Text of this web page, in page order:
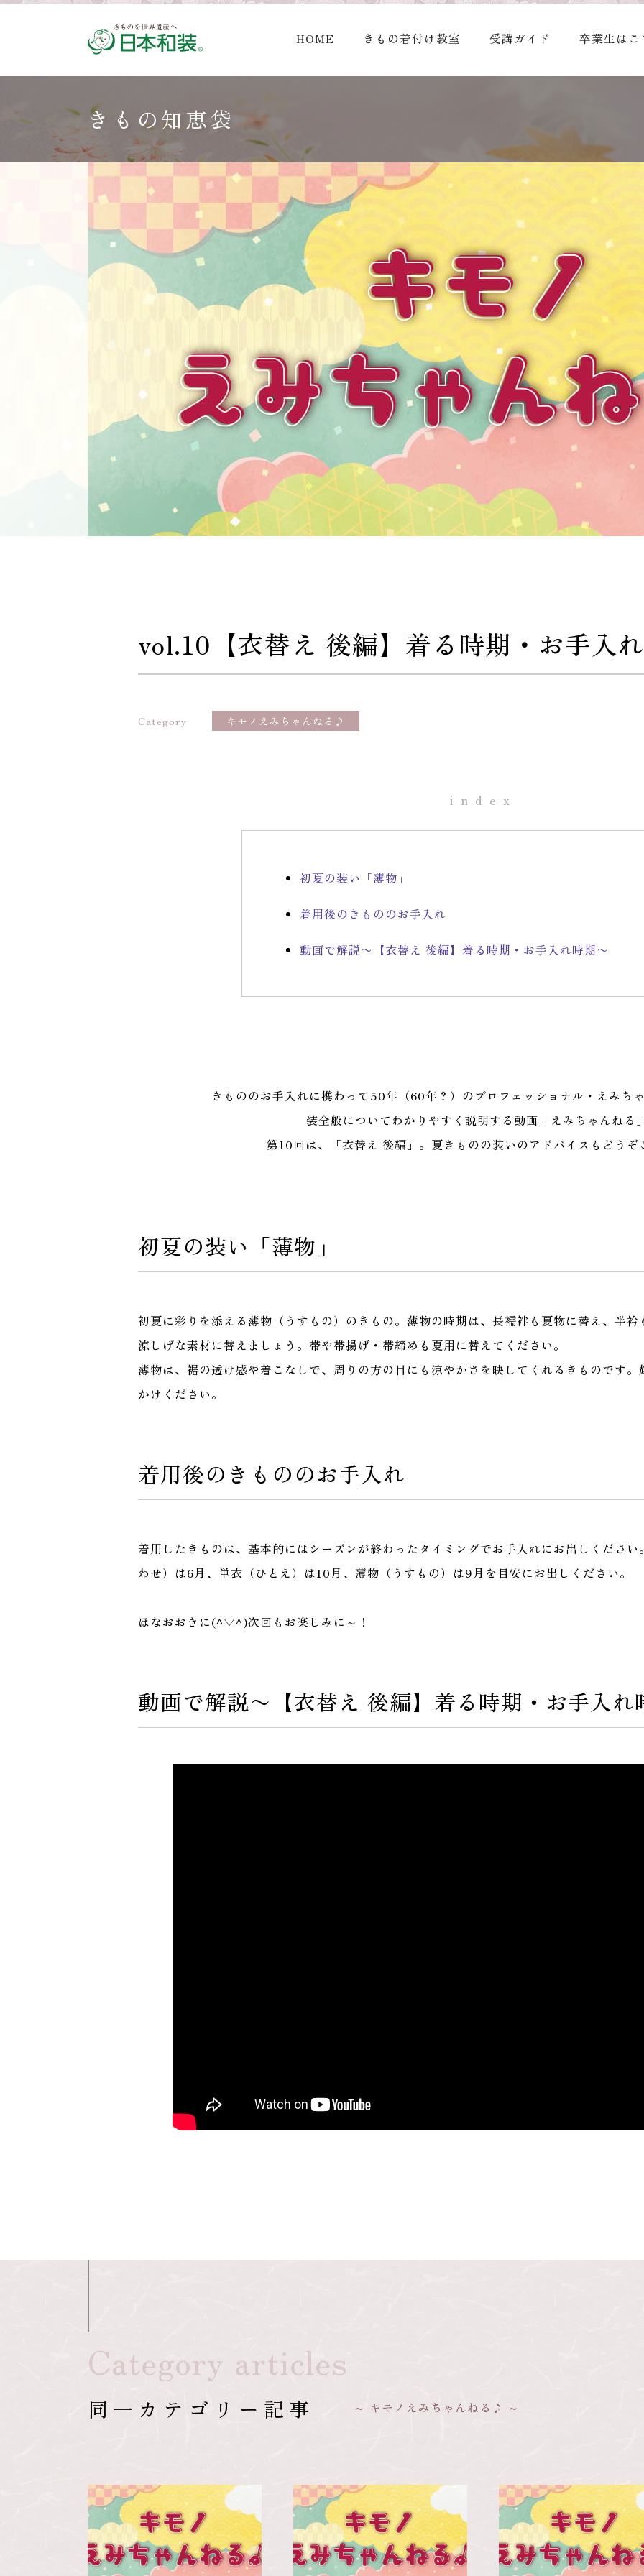
HOME きもの着付け教室 受講ガイド 卒業生はこ
きもの知恵袋
vol.10【衣替え 後編】着る時期・お手入
Category キモノえみちゃんねる♪
index
初夏の装い「薄物」
着用後のきもののお手入れ
動画で解説〜【衣替え 後編】着る時期・お手入れ時期〜
きもののお手入れに携わって50年（60年？）のプロフェッショナル・えみち
装全般についてわかりやすく説明する動画「えみちゃんねる
第10回は、「衣替え 後編」。夏きものの装いのアドバイスもどうぞ
初夏の装い「薄物」
初夏に彩りを添える薄物（うすもの）のきもの。薄物の時期は、長襦袢も夏物に替え、半
涼しげな素材に替えましょう。帯や帯揚げ・帯締めも夏用に替えてください。
薄物は、裾の透け感や着こなしで、周りの方の目にも涼やかさを映してくれるきものです
かけください。
着用後のきもののお手入れ
着用したきものは、基本的にはシーズンが終わったタイミングでお手入れにお出しくださ
わせ）は6月、単衣（ひとえ）は10月、薄物（うすもの）は9月を目安にお出しください。
ほなおおきに(^▽^)次回もお楽しみに～！
動画で解説〜【衣替え 後編】着る時期・お手入れ
Category articles
同一カテゴリー記事 キモノえみちゃんねる♪